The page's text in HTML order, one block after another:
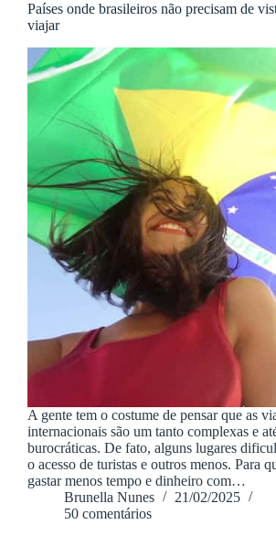
Países onde brasileiros não precisam de
viajar
A gente tem o costume de pensar que as
internacionais são um tanto complexas e
burocráticas. De fato, alguns lugares
o acesso de turistas e outros menos. Para
gastar menos tempo e dinheiro com…
Brunella Nunes
21/02/2025
50 comentários